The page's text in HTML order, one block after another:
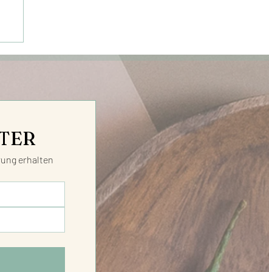
erhalten